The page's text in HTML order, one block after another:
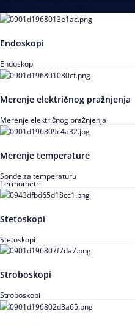
Endoskopi
Endoskopi
Merenje električnog pražnjenja
Merenje električnog pražnjenja
Merenje temperature
Sonde za temperaturu
Termometri
Stetoskopi
Stetoskopi
Stroboskopi
Stroboskopi